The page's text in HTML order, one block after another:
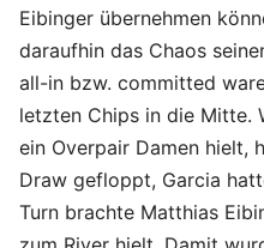
Eibinger übernehmen
daraufhin das Chaos
all-in bzw. committed
letzten Chips in die Mitte.
ein Overpair Damen hielt,
Draw gefloppt, Garcia
Turn brachte Matthias